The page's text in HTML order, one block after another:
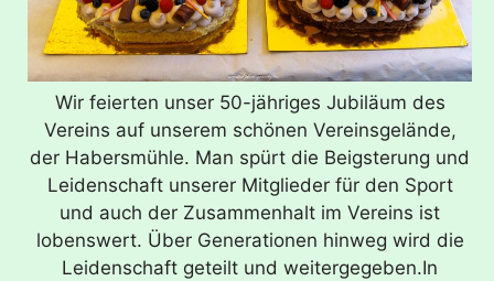
Wir feierten unser 50-jähriges Jubiläum des
Vereins auf unserem schönen Vereinsgelände,
der Habersmühle. Man spürt die Beigsterung und
Leidenschaft unserer Mitglieder für den Sport
und auch der Zusammenhalt im Vereins ist
lobenswert. Über Generationen hinweg wird die
Leidenschaft geteilt und weitergegeben.In